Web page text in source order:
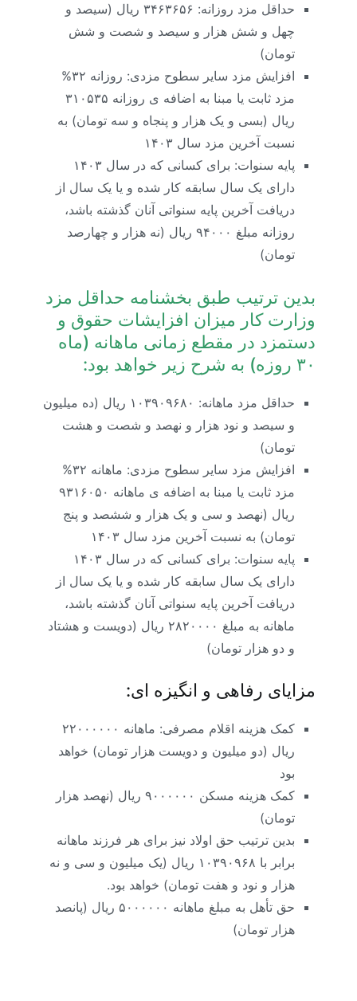
حداقل مزد روزانه: ۳۴۶۳۶۵۶ ریال (سیصد و
چهل و شش هزار و سیصد و شصت و شش
تومان)
افزایش مزد سایر سطوح مزدی: روزانه ۳۲%
مزد ثابت یا مبنا به اضافه ی روزانه ۳۱۰۵۳۵
ریال (بسی و یک هزار و پنجاه و سه تومان) به
نسبت آخرین مزد سال ۱۴۰۳
پایه سنوات: برای کسانی که در سال ۱۴۰۳
دارای یک سال سابقه کار شده و یا یک سال از
دریافت آخرین پایه سنواتی آنان گذشته باشد،
روزانه مبلغ ۹۴۰۰۰ ریال (نه هزار و چهارصد
تومان)
بدین ترتیب طبق بخشنامه حداقل مزد
وزارت کار میزان افزایشات حقوق و
دستمزد در مقطع زمانی ماهانه (ماه
۳۰ روزه) به شرح زیر خواهد بود:
حداقل مزد ماهانه: ۱۰۳۹۰۹۶۸۰ ریال (ده میلیون
و سیصد و نود هزار و نهصد و شصت و هشت
تومان)
افزایش مزد سایر سطوح مزدی: ماهانه ۳۲%
مزد ثابت یا مبنا به اضافه ی ماهانه ۹۳۱۶۰۵۰
ریال (نهصد و سی و یک هزار و ششصد و پنج
تومان) به نسبت آخرین مزد سال ۱۴۰۳
پایه سنوات: برای کسانی که در سال ۱۴۰۳
دارای یک سال سابقه کار شده و یا یک سال از
دریافت آخرین پایه سنواتی آنان گذشته باشد،
ماهانه به مبلغ ۲۸۲۰۰۰۰ ریال (دویست و هشتاد
و دو هزار تومان)
مزایای رفاهی و انگیزه ای:
کمک هزینه اقلام مصرفی: ماهانه ۲۲۰۰۰۰۰۰
ریال (دو میلیون و دویست هزار تومان) خواهد
بود
کمک هزینه مسکن ۹۰۰۰۰۰۰ ریال (نهصد هزار
تومان)
بدین ترتیب حق اولاد نیز برای هر فرزند ماهانه
برابر با ۱۰۳۹۰۹۶۸ ریال (یک میلیون و سی و نه
هزار و نود و هفت تومان) خواهد بود.
حق تأهل به مبلغ ماهانه ۵۰۰۰۰۰۰ ریال (پانصد
هزار تومان)